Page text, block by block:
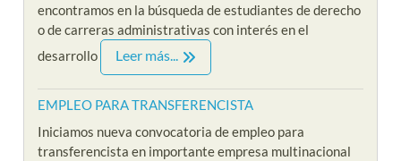
encontramos en la búsqueda de estudiantes de derecho
o de carreras administrativas con interés en el
desarrollo
Leer más...
EMPLEO PARA TRANSFERENCISTA
Iniciamos nueva convocatoria de empleo para
transferencista en importante empresa multinacional